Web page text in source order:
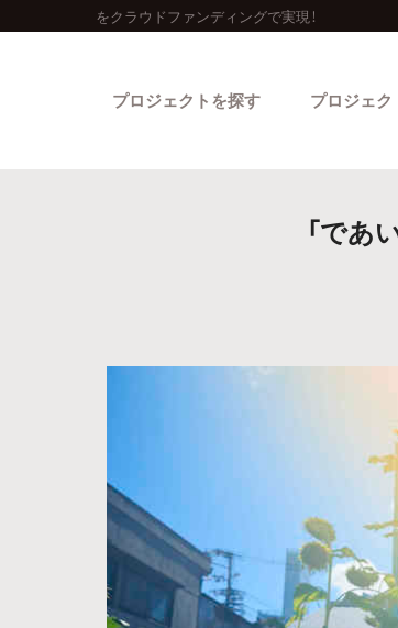
をクラウドファンディングで実現！
プロジェクトを探す
カテゴリ
プロジェ
「であ